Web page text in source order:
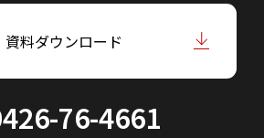
資料ダウンロード
76-4661